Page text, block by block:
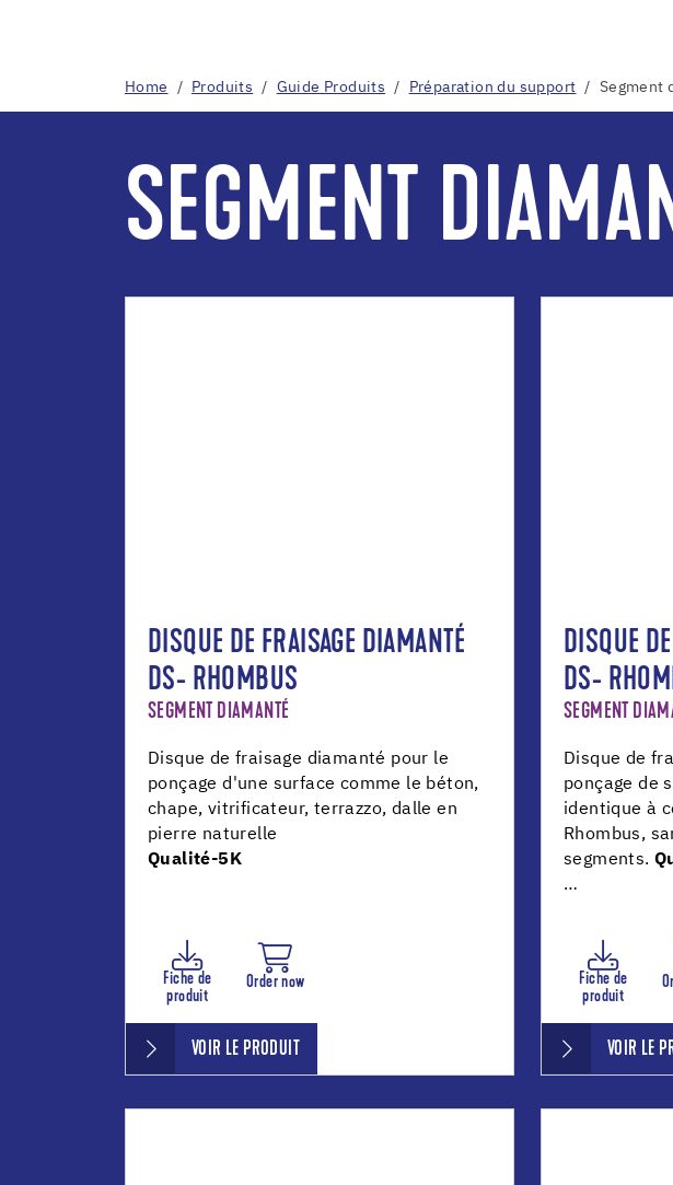
Home Produits Guide Produits Préparation du support Segment
SEGMENT
DISQUE DE FRAISAGE DIAMANTÉ
DS- RHOMBUS
SEGMENT DIAMANTÉ
Disque de fraisage diamanté pour le
ponçage d'une surface comme le béton,
chape, vitrificateur, terrazzo, dalle en
pierre naturelle
Qualité-5K
Fiche de
produit
Order now
VOIR LE PRODUIT
DISQUE
DS-
SEGMENT
Disque de
ponçage de
identique à
Rhombus,
segments.
…
Fiche de
produit
VOIR LE